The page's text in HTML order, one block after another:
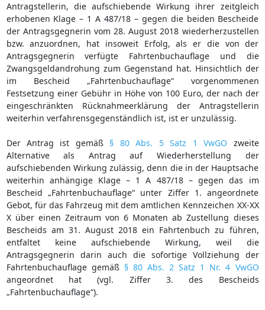
Antragstellerin, die aufschiebende Wirkung ihrer zeitgleich
erhobenen Klage – 1 A 487/18 – gegen die beiden Bescheide
der Antragsgegnerin vom 28. August 2018 wiederherzustellen
bzw. anzuordnen, hat insoweit Erfolg, als er die von der
Antragsgegnerin verfügte Fahrtenbuchauflage und die
Zwangsgeldandrohung zum Gegenstand hat. Hinsichtlich der
im Bescheid „Fahrtenbuchauflage“ vorgenommenen
Festsetzung einer Gebühr in Höhe von 100 Euro, der nach der
eingeschränkten Rücknahmeerklärung der Antragstellerin
weiterhin verfahrensgegenständlich ist, ist er unzulässig.
Der Antrag ist gemäß § 80 Abs. 5 Satz 1 VwGO zweite
Alternative als Antrag auf Wiederherstellung der
aufschiebenden Wirkung zulässig, denn die in der Hauptsache
weiterhin anhängige Klage – 1 A 487/18 – gegen das im
Bescheid „Fahrtenbuchauflage“ unter Ziffer 1. angeordnete
Gebot, für das Fahrzeug mit dem amtlichen Kennzeichen XX-XX
X über einen Zeitraum von 6 Monaten ab Zustellung dieses
Bescheids am 31. August 2018 ein Fahrtenbuch zu führen,
entfaltet keine aufschiebende Wirkung, weil die
Antragsgegnerin darin auch die sofortige Vollziehung der
Fahrtenbuchauflage gemäß § 80 Abs. 2 Satz 1 Nr. 4 VwGO
angeordnet hat (vgl. Ziffer 3. des Bescheids
„Fahrtenbuchauflage“).